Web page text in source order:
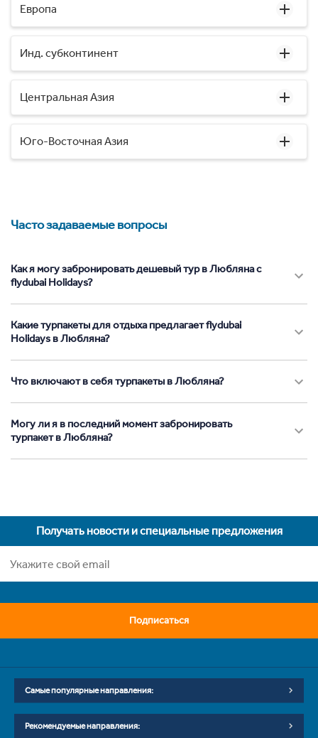
Европа
Инд. субконтинент
Центральная Азия
Юго-Восточная Азия
Часто задаваемые вопросы
Как я могу забронировать дешевый тур в Любляна с
flydubai Holidays?
Какие турпакеты для отдыха предлагает flydubai
Holidays в Любляна?
Что включают в себя турпакеты в Любляна?
Могу ли я в последний момент забронировать
турпакет в Любляна?
Получать новости и специальные предложения
Подписаться
Самые популярные направления:
Рекомендуемые направления: